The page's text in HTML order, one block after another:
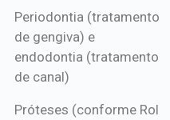
Periodontia (tratamento
de gengiva) e
endodontia (tratamento
de canal)
Próteses (conforme Rol